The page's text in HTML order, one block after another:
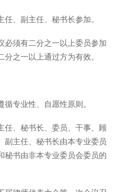
、副主任、秘书长参加。
必须有二分之一以上委员参加
之一以上通过方为有效。
专业性、自愿性原则。
任、秘书长、委员、干事、顾
副主任、秘书长由本专业委员
秘书由非本专业委员会委员的